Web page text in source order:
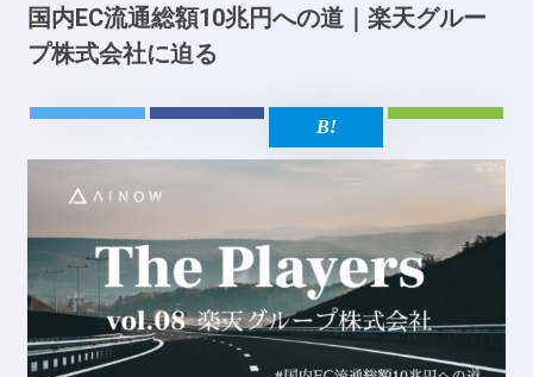
国内EC流通総額10兆円への道｜楽天グルー
プ株式会社に迫る